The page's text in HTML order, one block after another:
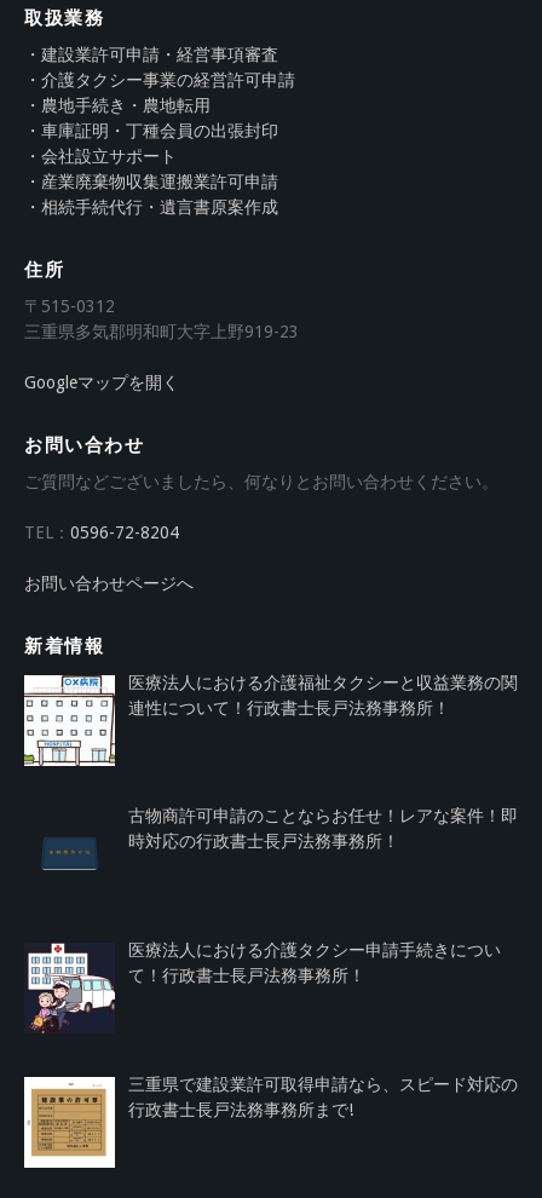
取扱業務
・建設業許可申請・経営事項審査
・介護タクシー事業の経営許可申請
・農地手続き・農地転用
・車庫証明・丁種会員の出張封印
・会社設立サポート
・産業廃棄物収集運搬業許可申請
・相続手続代行・遺言書原案作成
住所
〒515-0312
三重県多気郡明和町大字上野919-23
Googleマップを開く
お問い合わせ
ご質問などございましたら、何なりとお問い合わせください。
TEL： 0596-72-8204
お問い合わせページへ
新着情報
医療法人における介護福祉タクシーと収益業務の関
連性について！行政書士長戸法務事務所！
古物商許可申請のことならお任せ！レアな案件！即
時対応の行政書士長戸法務事務所！
医療法人における介護タクシー申請手続きについ
て！行政書士長戸法務事務所！
三重県で建設業許可取得申請なら、スピード対応の
行政書士長戸法務事務所まで!